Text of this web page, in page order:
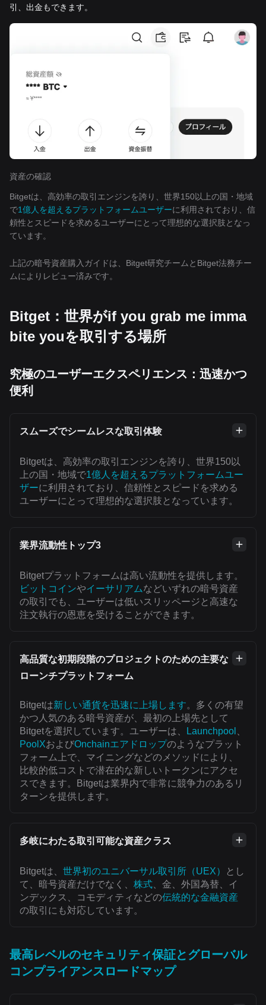
引、出金もできます。
資産の確認
Bitgetは、高効率の取引エンジンを誇り、世界150以上の国・地域
で1億人を超えるプラットフォームユーザーに利用されており、信
頼性とスピードを求めるユーザーにとって理想的な選択肢となっ
ています。
上記の暗号資産購入ガイドは、Bitget研究チームとBitget法務チー
ムによりレビュー済みです。
Bitget：世界がif you grab me imma
bite youを取引する場所
究極のユーザーエクスペリエンス：迅速かつ
便利
スムーズでシームレスな取引体験
Bitgetは、高効率の取引エンジンを誇り、世界150以
上の国・地域で1億人を超えるプラットフォームユー
ザーに利用されており、信頼性とスピードを求める
ユーザーにとって理想的な選択肢となっています。
業界流動性トップ3
Bitgetプラットフォームは高い流動性を提供します。
ビットコインやイーサリアムなどいずれの暗号資産
の取引でも、ユーザーは低いスリッページと高速な
注文執行の恩恵を受けることができます。
高品質な初期段階のプロジェクトのための主要な
ローンチプラットフォーム
Bitgetは新しい通貨を迅速に上場します。多くの有望
かつ人気のある暗号資産が、最初の上場先として
Bitgetを選択しています。ユーザーは、
Launchpool
PoolXおよびOnchainエアドロップのようなプラット
フォーム上で、マイニングなどのメソッドにより、
比較的低コストで潜在的な新しいトークンにアクセ
スできます。Bitgetは業界内で非常に競争力のあるリ
ターンを提供します。
多岐にわたる取引可能な資産クラス
Bitgetは、 世界初のユニバーサル取引所（UEX）
とし
て、暗号資産だけでなく、 株式 、金、外国為替、イ
ンデックス、コモディティなどの伝統的な金融資産
の取引にも対応しています。
最高レベルのセキュリティ保証とグローバル
コンプライアンスロードマップ